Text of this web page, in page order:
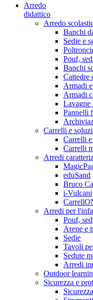
Arredo
didattico
Arredo
Banchi
Sedie e
Pouf,
Banchi
Cattedre
Armadi
Armadi
Lavagne
Pannelli
Carrelli e
Carrelli
Carrelli
Arredi
eduSand
Bruco
i-Vulcani
Arredi per
Pouf,
Arene e
Sedie
Tavoli
Sedute
Arredi
Outdoor
Sicurezza e